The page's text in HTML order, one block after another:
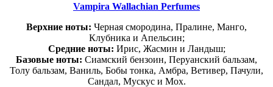
Vampira Wallachian Perfumes
Верхние ноты: Черная смородина, Пралине, Манго,
Клубника и Апельсин;
Средние ноты: Ирис, Жасмин и Ландыш;
Базовые ноты: Сиамский бензоин, Перуанский бальзам,
Толу бальзам, Ваниль, Бобы тонка, Амбра, Ветивер, Пачули,
Сандал, Мускус и Мох.